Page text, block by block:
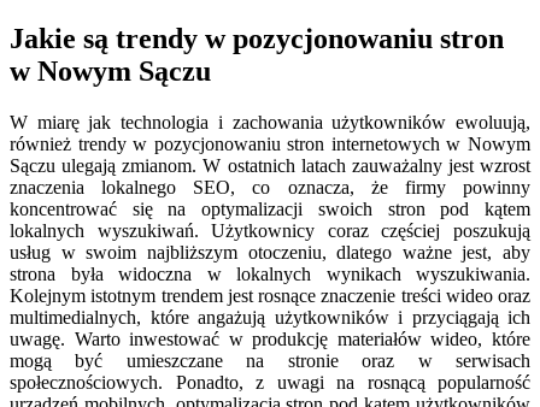
Jakie są trendy w pozycjonowaniu stron
w Nowym Sączu
W miarę jak technologia i zachowania użytkowników ewoluują,
również trendy w pozycjonowaniu stron internetowych w Nowym
Sączu ulegają zmianom. W ostatnich latach zauważalny jest wzrost
znaczenia lokalnego SEO, co oznacza, że firmy powinny
koncentrować się na optymalizacji swoich stron pod kątem
lokalnych wyszukiwań. Użytkownicy coraz częściej poszukują
usług w swoim najbliższym otoczeniu, dlatego ważne jest, aby
strona była widoczna w lokalnych wynikach wyszukiwania.
Kolejnym istotnym trendem jest rosnące znaczenie treści wideo oraz
multimedialnych, które angażują użytkowników i przyciągają ich
uwagę. Warto inwestować w produkcję materiałów wideo, które
mogą być umieszczane na stronie oraz w serwisach
społecznościowych. Ponadto, z uwagi na rosnącą popularność